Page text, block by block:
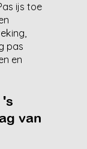
ijs toe
pas
en
van